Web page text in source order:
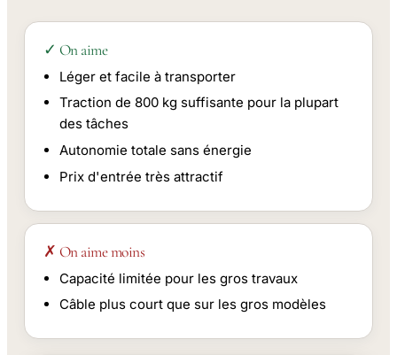
✓ On aime
Léger et facile à transporter
Traction de 800 kg suffisante pour la plupart
des tâches
Autonomie totale sans énergie
Prix d'entrée très attractif
✗ On aime moins
Capacité limitée pour les gros travaux
Câble plus court que sur les gros modèles